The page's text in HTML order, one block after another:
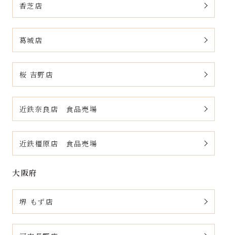
香芝店
葛城店
桜 吉野店
近鉄奈良店 食品売場
近鉄橿原店 食品売場
大阪府
堺 もず店